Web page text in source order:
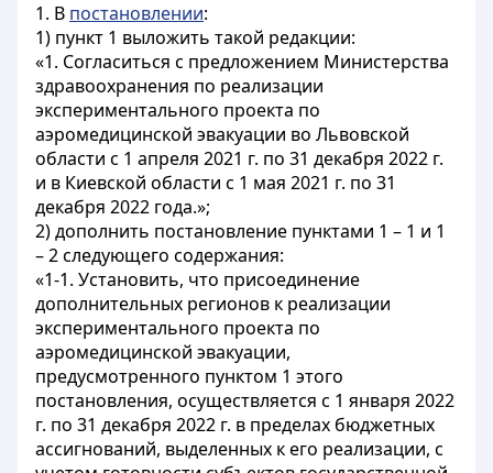
1. В постановлении:
1) пункт 1 выложить такой редакции:
«1. Согласиться с предложением Министерства
здравоохранения по реализации
экспериментального проекта по
аэромедицинской эвакуации во Львовской
области с 1 апреля 2021 г. по 31 декабря 2022 г.
и в Киевской области с 1 мая 2021 г. по 31
декабря 2022 года.»;
2) дополнить постановление пунктами 1 – 1 и 1
– 2 следующего содержания:
«1-1. Установить, что присоединение
дополнительных регионов к реализации
экспериментального проекта по
аэромедицинской эвакуации,
предусмотренного пунктом 1 этого
постановления, осуществляется с 1 января 2022
г. по 31 декабря 2022 г. в пределах бюджетных
ассигнований, выделенных к его реализации, с